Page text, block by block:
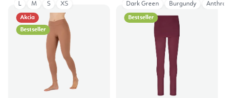
Akcia
Bestseller
L M S XS
Bestseller
Dark Green Burgundy